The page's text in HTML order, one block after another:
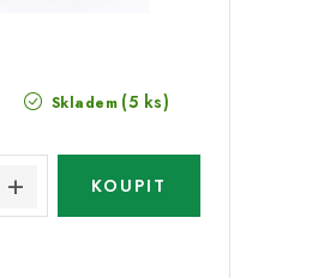
Skladem (5 ks)